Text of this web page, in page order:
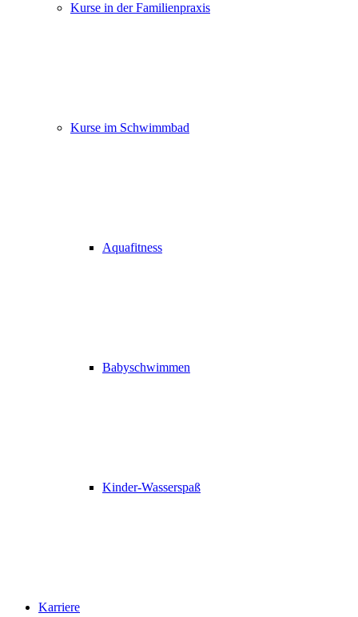
Kurse in der Familienpraxis
Kurse im Schwimmbad
Aquafitness
Babyschwimmen
Kinder-Wasserspaß
Karriere